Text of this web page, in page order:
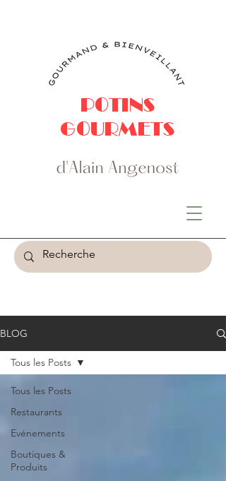
POTINS
GOURMETS
BLOG
Tous les Posts
Restaurants
Evénements
Boutiques &
Produits
Tous les Posts